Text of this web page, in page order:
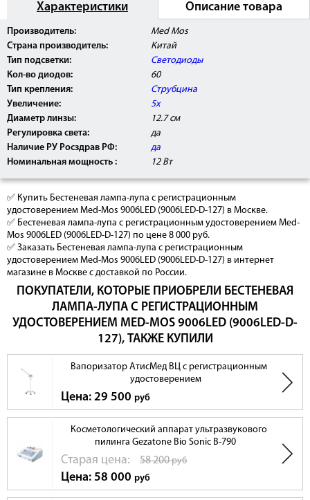
Характеристики Описание товара
Производитель:
Med Mos
Страна производитель:
Китай
Тип подсветки:
Светодиоды
Кол-во диодов:
60
Тип крепления:
Струбцина
Увеличение:
5х
Диаметр линзы:
12.7 см
Регулировка света:
да
Наличие РУ Росздрав РФ:
да
Номинальная мощность :
12 Вт
Лампа-лупа Med Mos
прошла клинические испытания, имеет
Регистрационное Удостоверение Росздравнадзора
РФ, а также сертификат соответствия РОСТ, может
быть использовано в медицинских центрах, ЛПУ, а
так же косметологических салонах.
1. Полный комплект документов
Вся необходимая разрешительная документация (РУ), которая подходит
для лицензирования медицинской деятельности и разрешает
использование прибора в медицинских центрах и ЛПУ. Номер
регистрационного удостоверения РЗН 2020/12616 от 18.11.2020 года
✅ Купить Бестеневая лампа-лупа с регистрационным
удостоверением Med-Mos 9006LED (9006LED-D-127) в Москве.
✅ Бестеневая лампа-лупа с регистрационным удостоверением Med-
Mos 9006LED (9006LED-D-127) по цене 8 000 руб.
✅ Заказать Бестеневая лампа-лупа с регистрационным
удостоверением Med-Mos 9006LED (9006LED-D-127) в интернет
магазине в Москве с доставкой по России.
ПОКУПАТЕЛИ, КОТОРЫЕ ПРИОБРЕЛИ БЕСТЕНЕВАЯ
ЛАМПА-ЛУПА С РЕГИСТРАЦИОННЫМ
УДОСТОВЕРЕНИЕМ MED-MOS 9006LED (9006LED-D-
127), ТАКЖЕ КУПИЛИ
Вапоризатор АтисМед ВЦ с регистрационным
удостоверением
Цена: 29 500 руб
Косметологический аппарат ультразвукового
пилинга Gezatone Bio Sonic B-790
Cтарая цена: 58 200руб
Цена: 58 000 руб